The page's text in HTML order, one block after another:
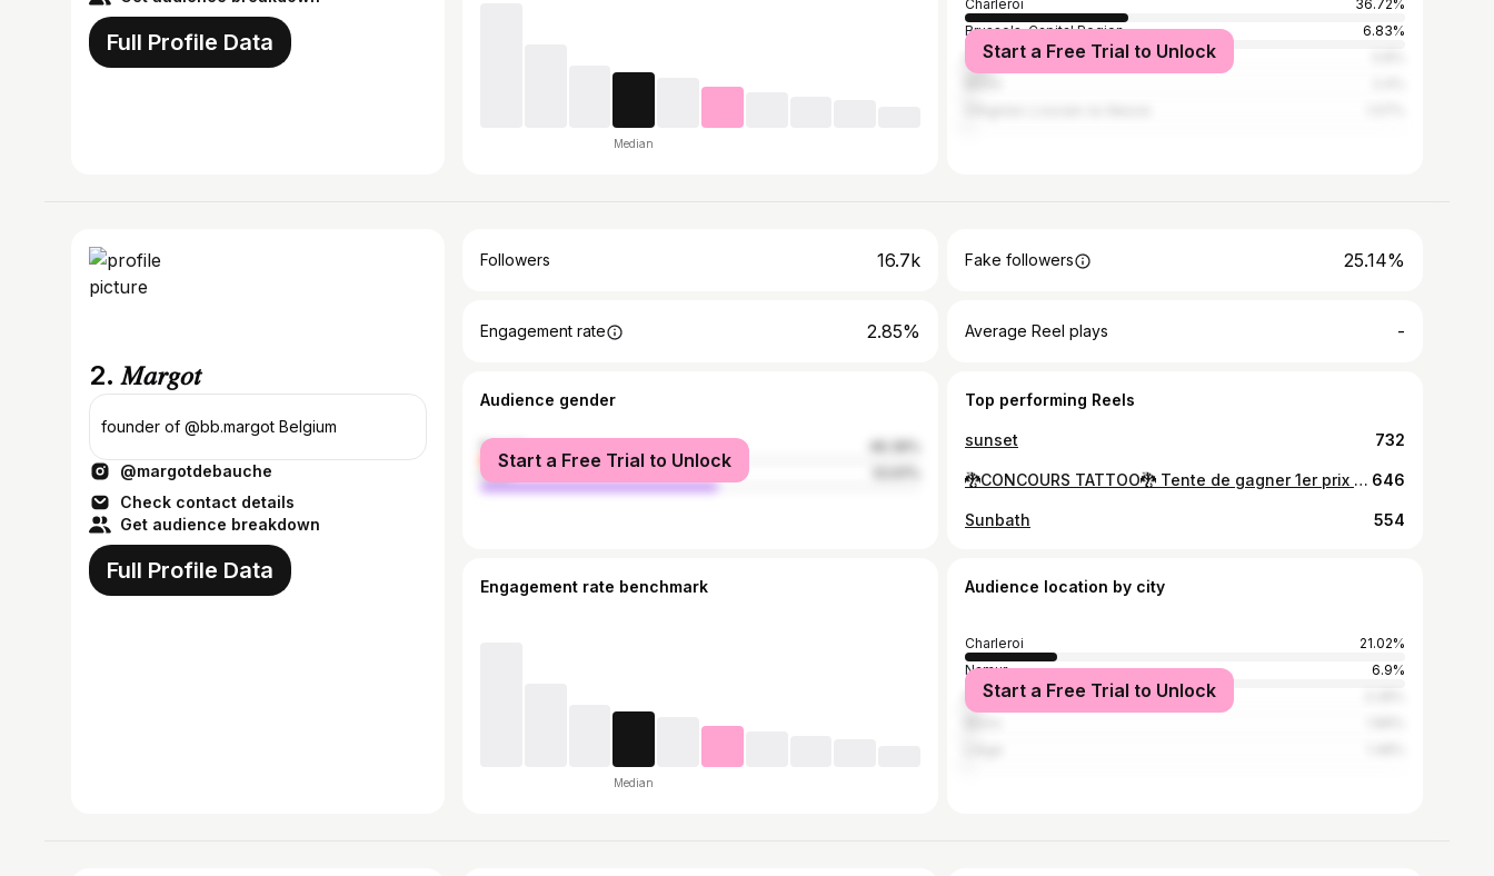
Full Profile Data
Median
Charleroi
36.72%
Brussels-Capital Region
6.83%
Namur
Start a Free Trial to Unlock
2. 𝑀𝑎𝑟𝑔𝑜𝑡
founder of @bb.margot Belgium
@margotdebauche
Check contact details
Get audience breakdown
Full Profile Data
Followers 16.7k Fake followers 25.14%
Engagement rate 2.85% Average Reel plays -
Audience gender
female
male
Start a Free Trial to Unlock
Top performing Reels
sunset 732
🐉CONCOURS TATTOO🐉 Tente de gagner 1er prix : 1 tatouage d’une valeur de 250€ 2ème prix : une réduction de 30% sur un tatouage ! Pour participer il suffit de respecter ces conditions ! 1. Liker la publication 2. Être abonné @margot_debauche et @ryusei.ttt 3. Identifie 3 amis dans les commentaires 4. Partage en story et identifie nous ! Tirage dimanche 5/03/2023 à 18:00 646
Sunbath 554
Engagement rate benchmark
Median
Audience location by city
Charleroi
21.02%
Namur
6.9%
Brussels
Start a Free Trial to Unlock